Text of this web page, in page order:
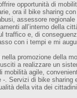
opportunità di
ora il bike sharing
assessore regionale
all’interno della
e, di
con i tempi e mi
promozione della
a realizzare un
agile,
. Servizi di bike
della vita dei